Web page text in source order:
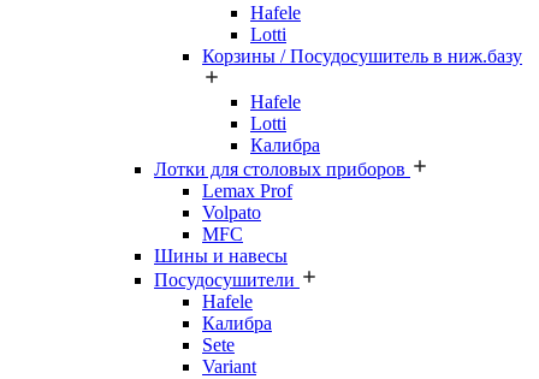
Hafele
Lotti
Корзины / Посудосушитель в ниж.базу
Hafele
Lotti
Калибра
Лотки для столовых приборов
Lemax Prof
Volpato
MFC
Шины и навесы
Посудосушители
Hafele
Калибра
Sete
Variant